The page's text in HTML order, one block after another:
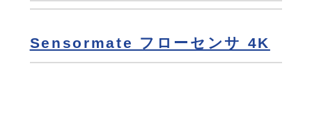
Sensormate フローセンサ 4K